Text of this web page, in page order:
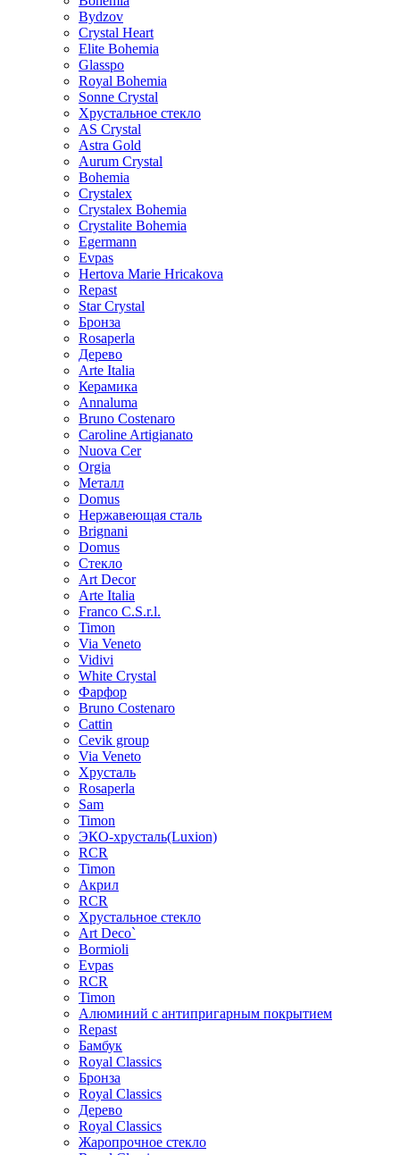
Bydzov
Crystal Heart
Elite Bohemia
Glasspo
Royal Bohemia
Sonne Crystal
Хрустальное стекло
AS Crystal
Astra Gold
Aurum Crystal
Bohemia
Crystalex
Crystalex Bohemia
Crystalite Bohemia
Egermann
Evpas
Hertova Marie Hricakova
Repast
Star Crystal
Бронза
Rosaperla
Дерево
Arte Italia
Керамика
Annaluma
Bruno Costenaro
Caroline Artigianato
Nuova Cer
Orgia
Металл
Domus
Нержавеющая сталь
Brignani
Domus
Стекло
Art Decor
Arte Italia
Franco C.S.r.l.
Timon
Via Veneto
Vidivi
White Crystal
Фарфор
Bruno Costenaro
Cattin
Cevik group
Via Veneto
Хрусталь
Rosaperla
Sam
Timon
ЭКО-хрусталь(Luxion)
RCR
Timon
Акрил
RCR
Хрустальное стекло
Art Deco`
Bormioli
Evpas
RCR
Timon
Алюминий с антипригарным покрытием
Repast
Бамбук
Royal Classics
Бронза
Royal Classics
Дерево
Royal Classics
Жаропрочное стекло